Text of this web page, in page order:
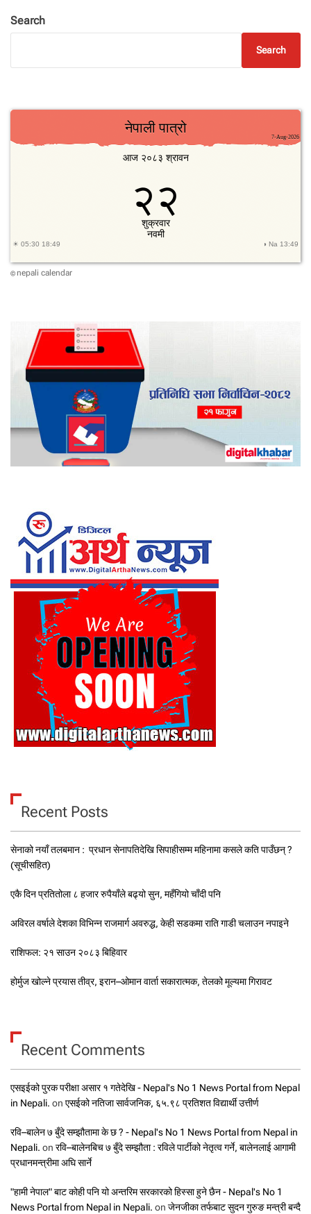
Search
Search
© nepali calendar
Recent Posts
सेनाको नयाँ तलबमान : प्रधान सेनापतिदेखि सिपाहीसम्म महिनामा कसले कति पाउँछन् ?
(सूचीसहित)
एकै दिन प्रतितोला ८ हजार रुपैयाँले बढ्यो सुन, महँगियो चाँदी पनि
अविरल वर्षाले देशका विभिन्न राजमार्ग अवरुद्ध, केही सडकमा राति गाडी चलाउन नपाइने
राशिफल: २१ साउन २०८३ बिहिवार
होर्मुज खोल्ने प्रयास तीव्र, इरान–ओमान वार्ता सकारात्मक, तेलको मूल्यमा गिरावट
Recent Comments
एसइईको पुरक परीक्षा असार १ गतेदेखि - Nepal's No 1 News Portal from Nepal
in Nepali. on एसईको नतिजा सार्वजनिक, ६५.९८ प्रतिशत विद्यार्थी उत्तीर्ण
रवि–बालेन ७ बुँदे सम्झौतामा के छ ? - Nepal's No 1 News Portal from Nepal in
Nepali. on रवि–बालेनबिच ७ बुँदे सम्झौता : रविले पार्टीको नेतृत्व गर्ने, बालेनलाई आगामी
प्रधानमन्त्रीमा अघि सार्ने
"हामी नेपाल" बाट कोही पनि यो अन्तरिम सरकारको हिस्सा हुने छैन - Nepal's No 1
News Portal from Nepal in Nepali. on जेनजीका तर्फबाट सुदन गुरुङ मन्त्री बन्दै